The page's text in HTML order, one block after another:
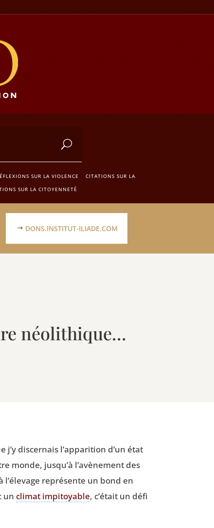
SUR LA VIOLENCE
CITATIONS SUR LA
SUR LA CITOYENNETÉ
DONS.INSTITUT-ILIADE.COM
néolithique…
dis­cer­nais l’apparition d’un état
monde, jusqu’à l’avènement des
l’élevage repré­sente un bond en
un cli­mat impi­toyable, c’était un défi